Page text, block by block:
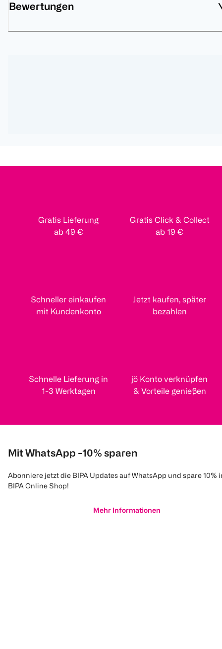
Bewertungen
Gratis Lieferung
ab 49 €
Gratis Click & Collect
ab 19 €
Schneller einkaufen
mit Kundenkonto
Jetzt kaufen, später
bezahlen
Schnelle Lieferung in
1-3 Werktagen
jö Konto verknüpfen
& Vorteile genießen
Mit WhatsApp -10% sparen
Abonniere jetzt die BIPA Updates auf WhatsApp und spare 10%
BIPA Online Shop!
Mehr Informationen